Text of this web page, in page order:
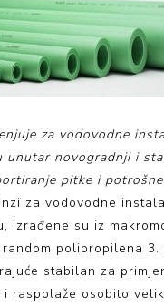
za vodovodne
unutar novogradnji i
pitke i
za vodovodne
izrađene su iz
polipropilena 3.
stabilan za
raspolaže osobito